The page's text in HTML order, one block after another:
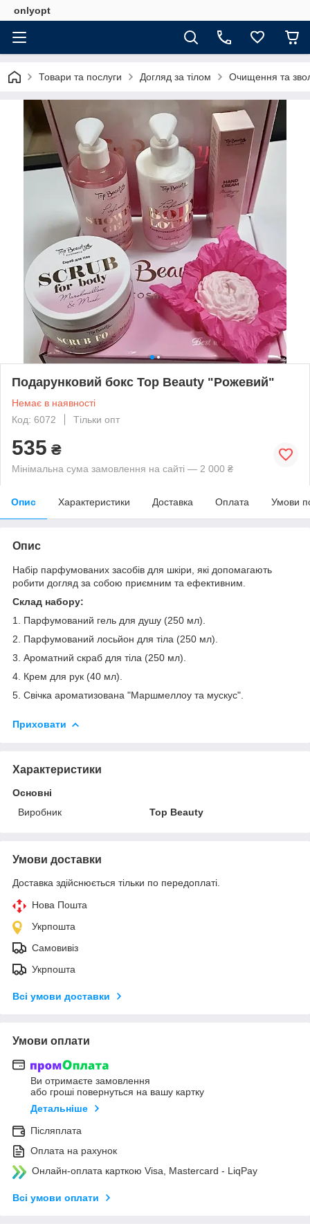
onlyopt
Товари та послуги Догляд за тілом Очищення та
Подарунковий бокс Top Beauty "Рожевий"
Немає в наявності
Код: 6072
Тільки опт
535 ₴
Мінімальна сума замовлення на сайті — 2 000 ₴
Опис Характеристики Доставка Оплата Умови
Опис
Набір парфумованих засобів для шкіри, які допомагають
робити догляд за собою приємним та ефективним.
Склад набору:
1. Парфумований гель для душу (250 мл).
2. Парфумований лосьйон для тіла (250 мл).
3. Ароматний скраб для тіла (250 мл).
4. Крем для рук (40 мл).
5. Свічка ароматизована "Маршмеллоу та мускус".
Приховати
Характеристики
Основні
Виробник
Top Beauty
Умови доставки
Доставка здійснюється тільки по передоплаті.
Нова Пошта
Укрпошта
Самовивіз
Укрпошта
Всі умови доставки
Умови оплати
Ви отримаєте замовлення
або гроші повернуться на вашу картку
Детальніше
Післяплата
Оплата на рахунок
Онлайн-оплата карткою Visa, Mastercard - LiqPay
Всі умови оплати